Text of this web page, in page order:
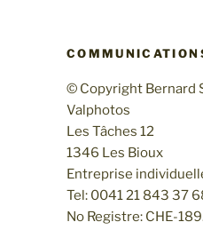
© Copyright Bernard
Valphotos
Les Tâches 12
1346 Les Bioux
Entreprise
Tel: 0041 21 843 37
No Registre: CHE-